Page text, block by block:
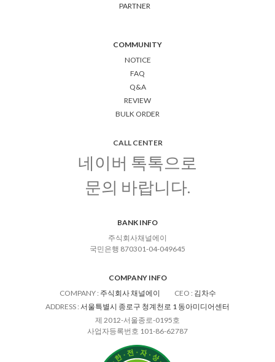
PARTNER
COMMUNITY
NOTICE
FAQ
Q&A
REVIEW
BULK ORDER
CALL CENTER
네이버 톡톡으로
문의 바랍니다.
BANK INFO
주식회사채널에이
국민은행 870301-04-049645
COMPANY INFO
COMPANY: 주식회사 채널에이 CEO : 김차수
ADDRESS : 서울특별시 종로구 청계천로 1 동아미디어센터
제 2012-서울종로-0195호
사업자등록번호 101-86-62787